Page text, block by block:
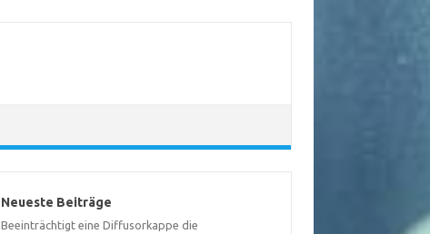
Neueste Beiträge
Beeinträchtigt eine Diffusorkappe die